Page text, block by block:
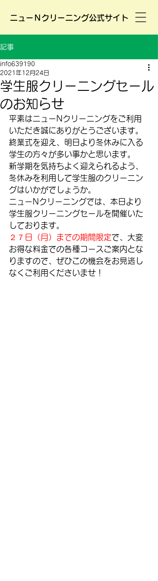
ニューＮクリーニング公式サイト
記事
学生服クリーニングセール
のお知らせ
info639190
2021年12月24日
平素はニューNクリーニングをご利用
いただき誠にありがとうございます。
終業式を迎え、明日より冬休みに入る
学生の方々が多い事かと思います。
新学期を気持ちよく迎えられるよう、
冬休みを利用して学生服のクリーニン
グはいかがでしょうか。
ニューNクリーニングでは、本日より
学生服クリーニングセールを開催いた
しております。
２７日（月）までの期間限定で、大変
お得な料金での各種コースご案内とな
りますので、ぜひこの機会をお見逃し
なくご利用くださいませ！